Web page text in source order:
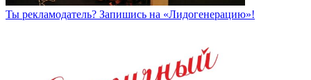
Ты рекламодатель? Запишись на «Лидогенерацию»!